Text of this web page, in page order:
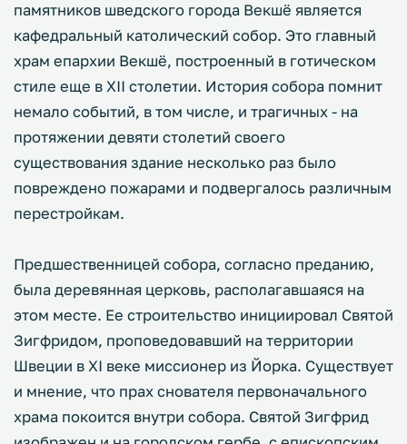
памятников шведского города Векшё является
кафедральный католический собор. Это главный
храм епархии Векшё, построенный в готическом
стиле еще в XII столетии. История собора помнит
немало событий, в том числе, и трагичных - на
протяжении девяти столетий своего
существования здание несколько раз было
повреждено пожарами и подвергалось различным
перестройкам.
Предшественницей собора, согласно преданию,
была деревянная церковь, располагавшаяся на
этом месте. Ее строительство инициировал Святой
Зигфридом, проповедовавший на территории
Швеции в XI веке миссионер из Йорка. Существует
и мнение, что прах снователя первоначального
храма покоится внутри собора. Святой Зигфрид